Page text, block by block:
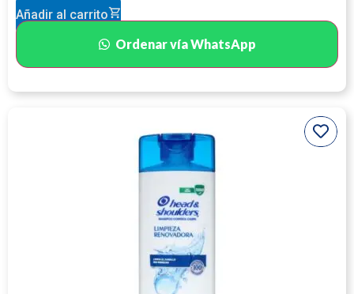
Añadir al carrito
Ordenar vía WhatsApp